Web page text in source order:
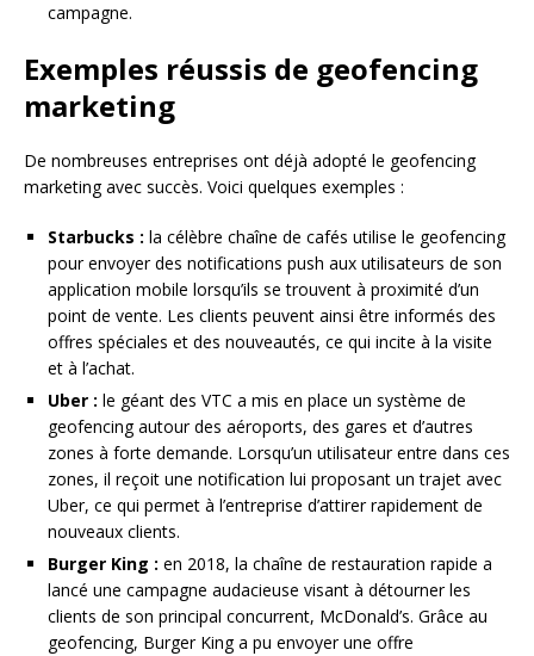
campagne.
Exemples réussis de geofencing
marketing
De nombreuses entreprises ont déjà adopté le geofencing
marketing avec succès. Voici quelques exemples :
Starbucks : la célèbre chaîne de cafés utilise le geofencing
pour envoyer des notifications push aux utilisateurs de son
application mobile lorsqu’ils se trouvent à proximité d’un
point de vente. Les clients peuvent ainsi être informés des
offres spéciales et des nouveautés, ce qui incite à la visite
et à l’achat.
Uber : le géant des VTC a mis en place un système de
geofencing autour des aéroports, des gares et d’autres
zones à forte demande. Lorsqu’un utilisateur entre dans ces
zones, il reçoit une notification lui proposant un trajet avec
Uber, ce qui permet à l’entreprise d’attirer rapidement de
nouveaux clients.
Burger King : en 2018, la chaîne de restauration rapide a
lancé une campagne audacieuse visant à détourner les
clients de son principal concurrent, McDonald’s. Grâce au
geofencing, Burger King a pu envoyer une offre